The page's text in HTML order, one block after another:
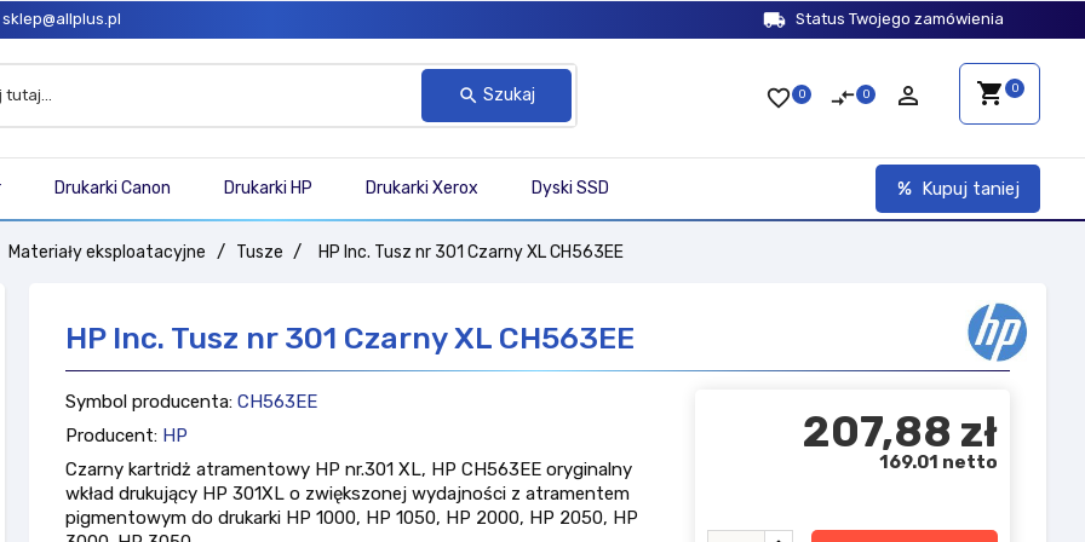
sklep@allplus.pl local_shipping Status Twojego zamówienia
shopping_cart 0
person_outline
compare_arrows 0
favorite_border 0
search Szukaj
Kupuj taniej
Drukarki Canon Drukarki HP Drukarki Xerox Dyski SSD
Materiały eksploatacyjne Tusze HP Inc. Tusz nr 301 Czarny XL CH563EE
HP Inc. Tusz nr 301 Czarny XL CH563EE
Symbol producenta: CH563EE
Producent: HP
Czarny kartridż atramentowy HP nr.301 XL, HP CH563EE oryginalny
wkład drukujący HP 301XL o zwiększonej wydajności z atramentem
pigmentowym do drukarki HP 1000, HP 1050, HP 2000, HP 2050, HP
207,88 zł
169.01 netto